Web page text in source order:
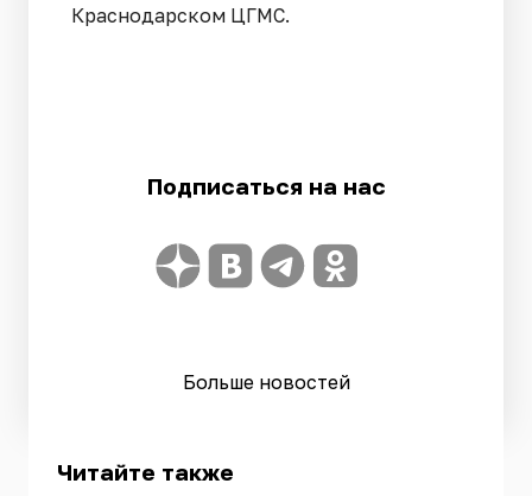
Краснодарском ЦГМС.
Подписаться на нас
Больше новостей
Читайте также